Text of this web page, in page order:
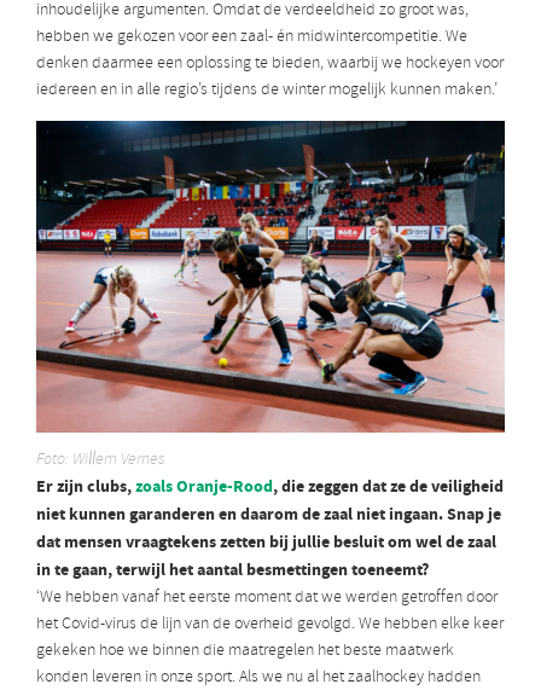
inhoudelijke argumenten. Omdat de verdeeldheid zo groot was,
hebben we gekozen voor een zaal- én midwintercompetitie. We
denken daarmee een oplossing te bieden, waarbij we hockeyen voor
iedereen en in alle regio’s tijdens de winter mogelijk kunnen maken.’
Foto: Willem Vernes
Er zijn clubs,zoals Oranje-Rood, die zeggen dat ze de veiligheid
niet kunnen garanderen en daarom de zaal niet ingaan. Snap je
dat mensen vraagtekens zetten bij jullie besluit om wel de zaal
in te gaan, terwijl het aantal besmettingen toeneemt?
‘We hebben vanaf het eerste moment dat we werden getroffen door
het Covid-virus de lijn van de overheid gevolgd. We hebben elke keer
gekeken hoe we binnen die maatregelen het beste maatwerk
konden leveren in onze sport. Als we nu al het zaalhockey hadden